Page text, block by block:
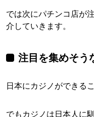
では次にパチンコ店が
介していきます。
注目を集めそう
日本にカジノができる
でもカジノは日本人に